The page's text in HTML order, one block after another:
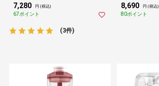
7,280 円 (税込)
67ポイント
(3件)
8,690 円 (税込)
80ポイント